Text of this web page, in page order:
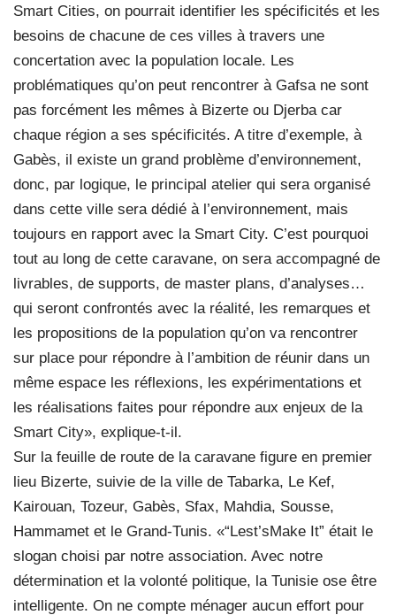
Smart Cities, on pourrait identifier les spécificités et les
besoins de chacune de ces villes à travers une
concertation avec la population locale. Les
problématiques qu’on peut rencontrer à Gafsa ne sont
pas forcément les mêmes à Bizerte ou Djerba car
chaque région a ses spécificités. A titre d’exemple, à
Gabès, il existe un grand problème d’environnement,
donc, par logique, le principal atelier qui sera organisé
dans cette ville sera dédié à l’environnement, mais
toujours en rapport avec la Smart City. C’est pourquoi
tout au long de cette caravane, on sera accompagné de
livrables, de supports, de master plans, d’analyses…
qui seront confrontés avec la réalité, les remarques et
les propositions de la population qu’on va rencontrer
sur place pour répondre à l’ambition de réunir dans un
même espace les réflexions, les expérimentations et
les réalisations faites pour répondre aux enjeux de la
Smart City», explique-t-il.
Sur la feuille de route de la caravane figure en premier
lieu Bizerte, suivie de la ville de Tabarka, Le Kef,
Kairouan, Tozeur, Gabès, Sfax, Mahdia, Sousse,
Hammamet et le Grand-Tunis. «“Lest’sMake It” était le
slogan choisi par notre association. Avec notre
détermination et la volonté politique, la Tunisie ose être
intelligente. On ne compte ménager aucun effort pour